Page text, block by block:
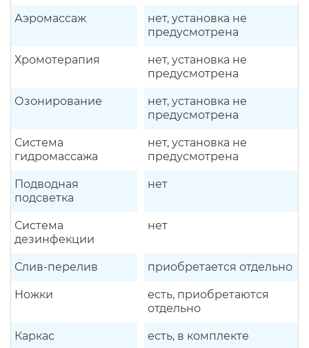
Аэромассаж
нет, установка не
предусмотрена
Хромотерапия
нет, установка не
предусмотрена
Озонирование
нет, установка не
предусмотрена
Система
гидромассажа
нет, установка не
предусмотрена
Подводная
подсветка
нет
Система
дезинфекции
нет
Слив-перелив приобретается отдельно
Ножки
есть, приобретаются
отдельно
Каркас есть, в комплекте